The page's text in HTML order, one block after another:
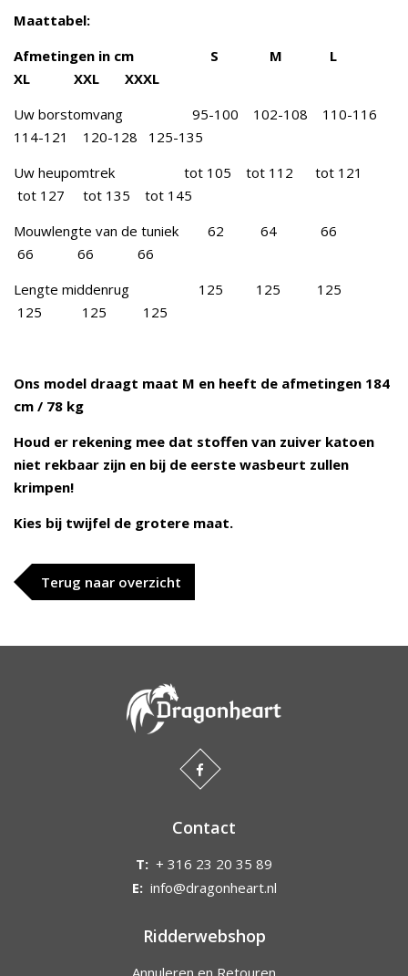
Maattabel:
Afmetingen in cm S M L
XL XXL XXXL
Uw borstomvang 95-100 102-108 110-116
114-121 120-128 125-135
Uw heupomtrek tot 105 tot 112 tot 121
tot 127 tot 135 tot 145
Mouwlengte van de tuniek 62 64 66
66 66 66
Lengte middenrug 125 125 125
125 125 125
Ons model draagt maat M en heeft de afmetingen 184
cm / 78 kg
Houd er rekening mee dat stoffen van zuiver katoen
niet rekbaar zijn en bij de eerste wasbeurt zullen
krimpen!
Kies bij twijfel de grotere maat.
Terug naar overzicht
Contact
T: + 316 23 20 35 89
E: info@dragonheart.nl
Ridderwebshop